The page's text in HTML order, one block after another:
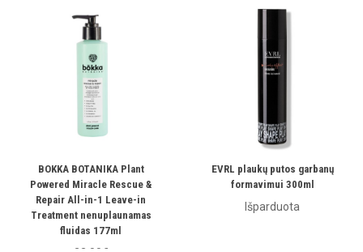
BOKKA BOTANIKA Plant
Powered Miracle Rescue &
Repair All-in-1 Leave-in
Treatment nenuplaunamas
fluidas 177ml
EVRL plaukų putos garbanų
formavimui 300ml
Išparduota